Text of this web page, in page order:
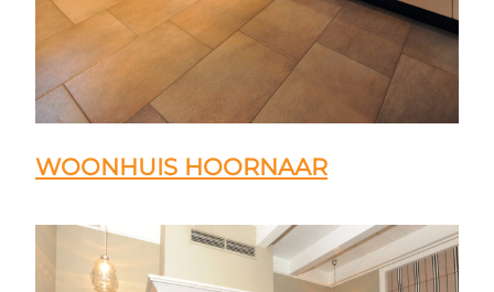
WOONHUIS HOORNAAR